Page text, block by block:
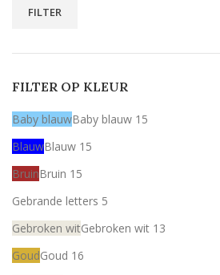
FILTER
FILTER OP KLEUR
Baby blauwBaby blauw 15
BlauwBlauw 15
BruinBruin 15
Gebrande letters 5
Gebroken witGebroken wit 13
GoudGoud 16